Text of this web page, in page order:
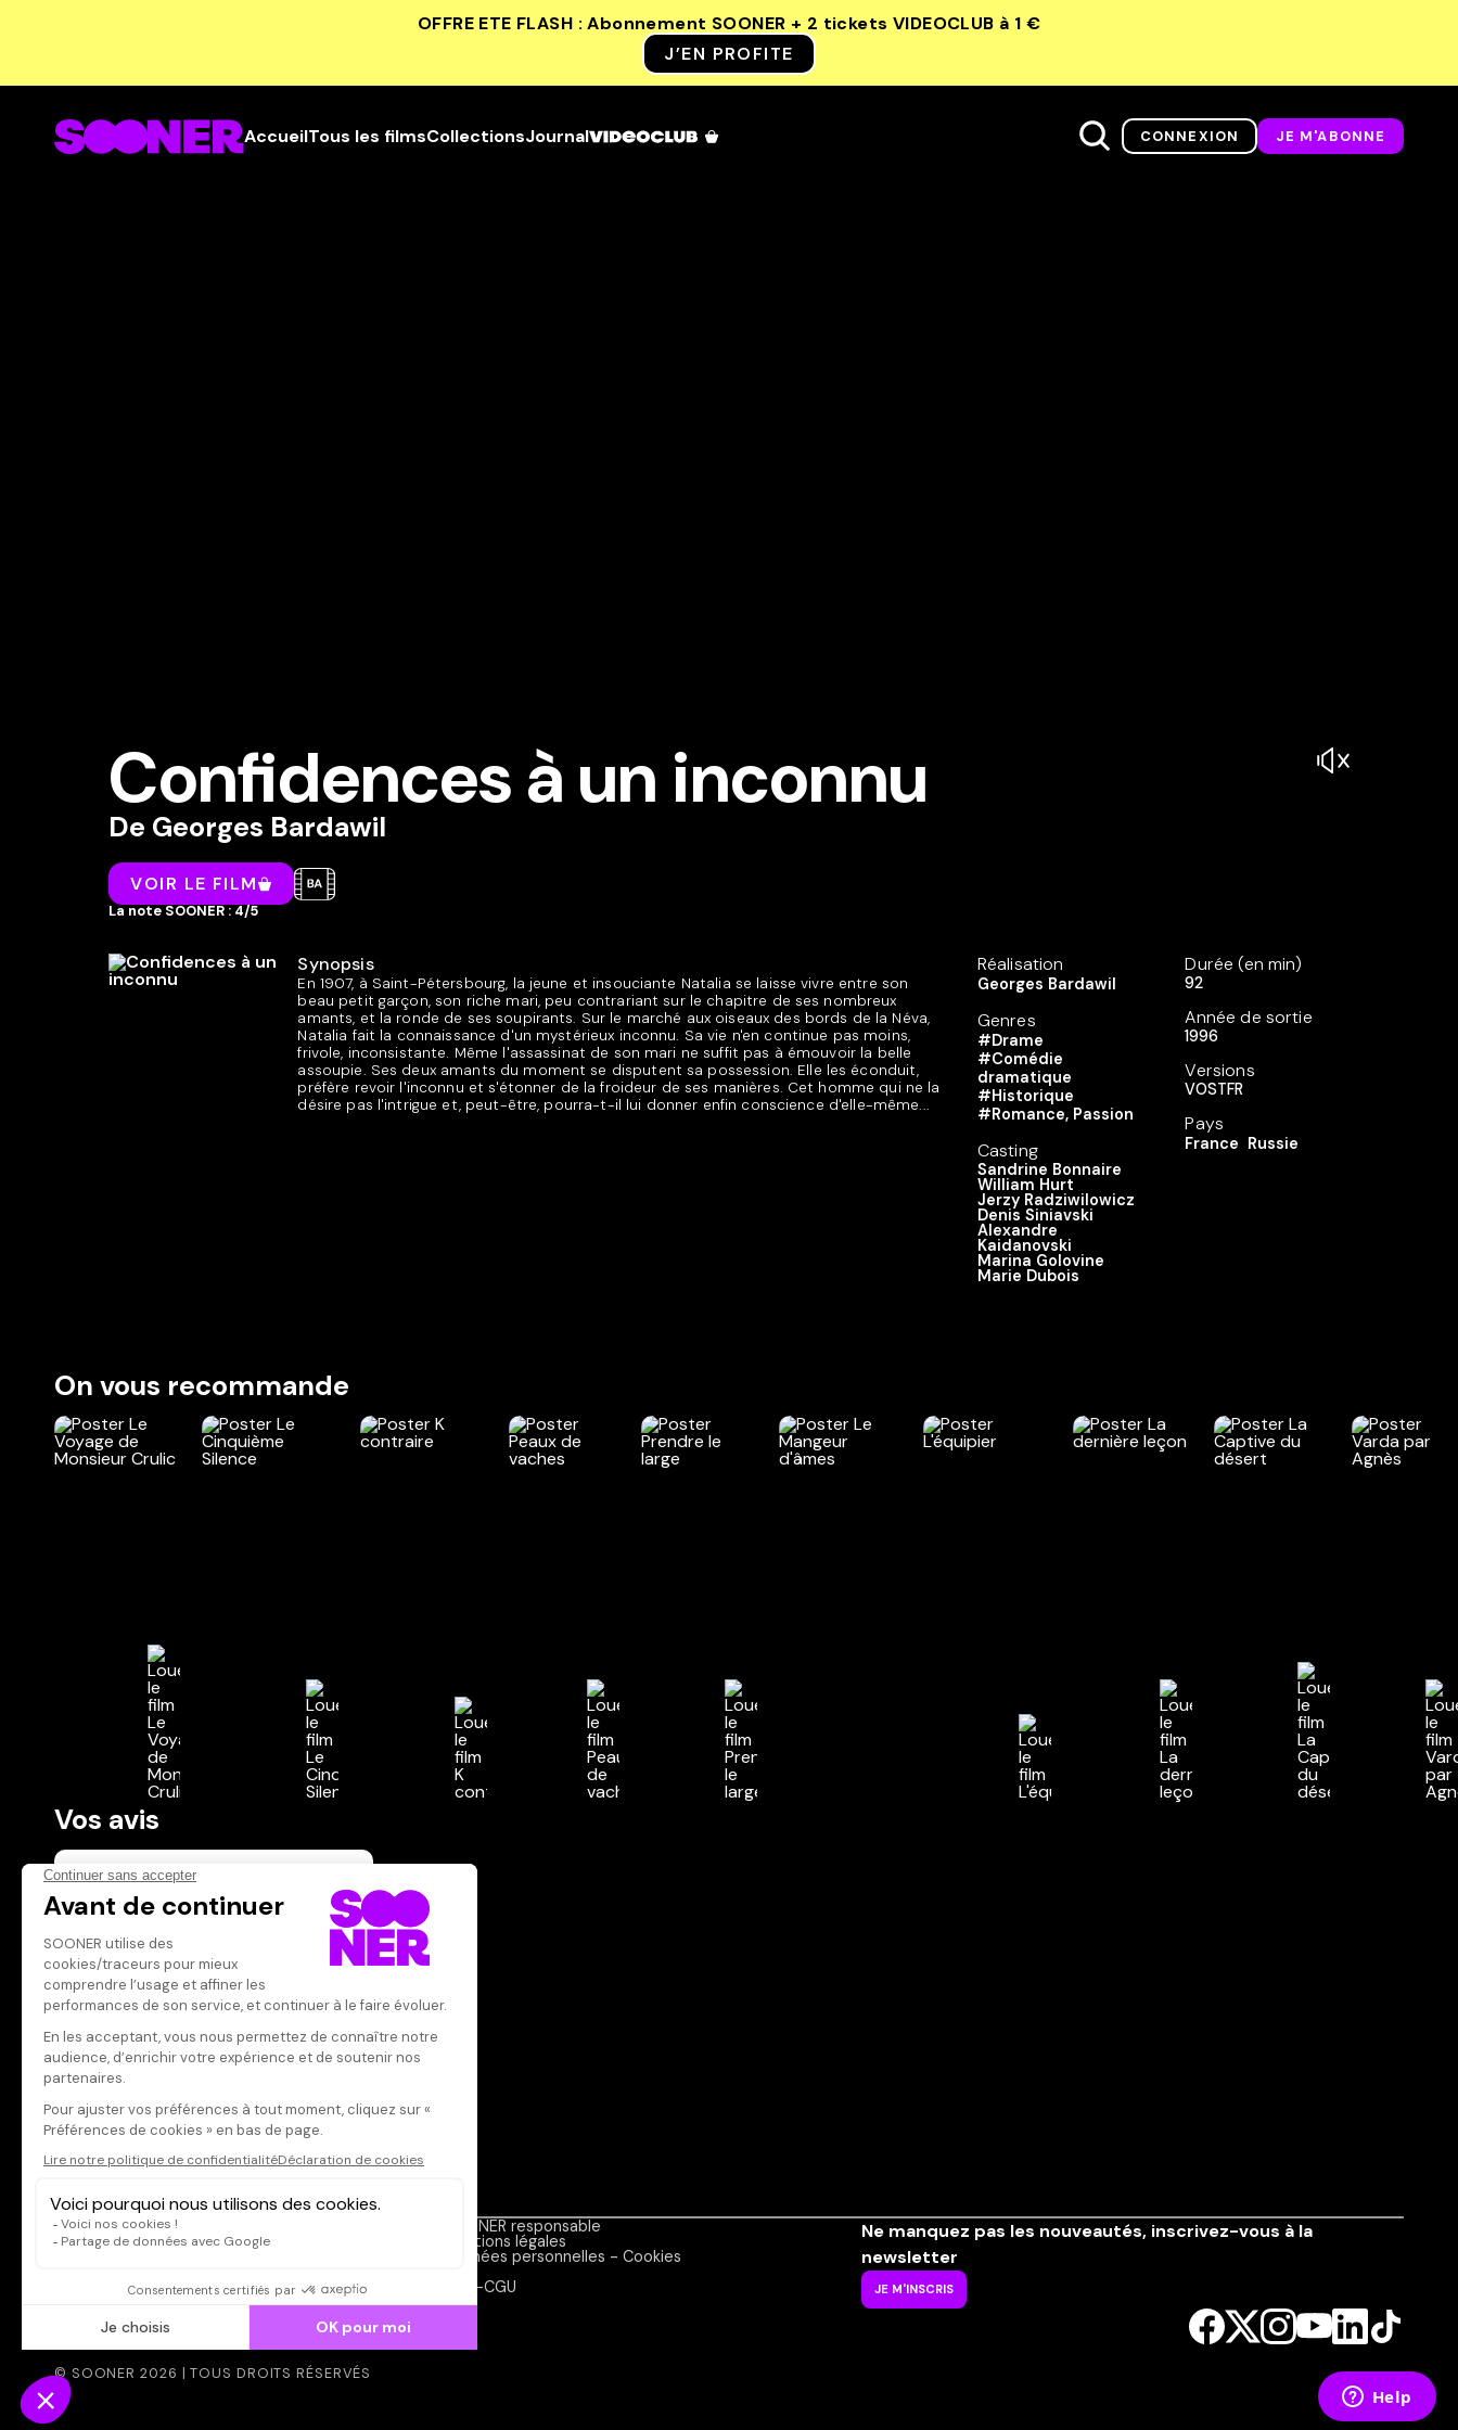
OFFRE ETE FLASH : Abonnement SOONER + 2 tickets VIDEOCLUB à 1 €
J’EN PROFITE
AccueilTous les filmsCollectionsJournal CONNEXION JE M'ABONNE
Confidences à un inconnu
De Georges Bardawil
VOIR LE FILM
La note SOONER : 4/5
Synopsis
En 1907, à Saint-Pétersbourg, la jeune et insouciante Natalia se laisse vivre entre son
beau petit garçon, son riche mari, peu contrariant sur le chapitre de ses nombreux
amants, et la ronde de ses soupirants. Sur le marché aux oiseaux des bords de la Néva,
Natalia fait la connaissance d'un mystérieux inconnu. Sa vie n'en continue pas moins,
frivole, inconsistante. Même l'assassinat de son mari ne suffit pas à émouvoir la belle
assoupie. Ses deux amants du moment se disputent sa possession. Elle les éconduit,
préfère revoir l'inconnu et s'étonner de la froideur de ses manières. Cet homme qui ne la
désire pas l'intrigue et, peut-être, pourra-t-il lui donner enfin conscience d'elle-même...
Réalisation
Georges Bardawil
Genres
#Drame
#Comédie
dramatique
#Historique
#Romance, Passion
Casting
Sandrine Bonnaire
William Hurt
Jerzy Radziwilowicz
Denis Siniavski
Alexandre
Kaidanovski
Marina Golovine
Marie Dubois
Durée (en min)
92
Année de sortie
1996
Versions
VOSTFR
Pays
France Russie
On vous recommande
Vos avis
Donnez votre avis
Votre note
Votre commentaire
Il faut vous connecter pour
publier un avis
CONNEXION
Dispo dans l'abonnement
Contacts
SOONER responsable
Mentions légales
Données personnelles - Cookies
CGV-CGU
Ne manquez pas les nouveautés, inscrivez-vous à la
newsletter
JE M'INSCRIS
© SOONER 2026 | TOUS DROITS RÉSERVÉS